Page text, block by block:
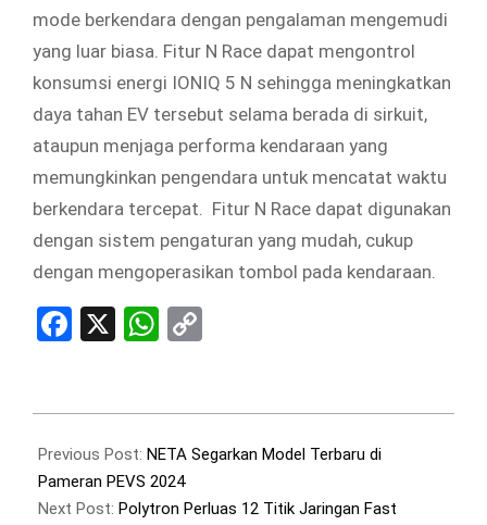
mode berkendara dengan pengalaman mengemudi
yang luar biasa. Fitur N Race dapat mengontrol
konsumsi energi IONIQ 5 N sehingga meningkatkan
daya tahan EV tersebut selama berada di sirkuit,
ataupun menjaga performa kendaraan yang
memungkinkan pengendara untuk mencatat waktu
berkendara tercepat. Fitur N Race dapat digunakan
dengan sistem pengaturan yang mudah, cukup
dengan mengoperasikan tombol pada kendaraan.
Facebook
X WhatsApp
04-
25
Previous Post: NETA Segarkan Model Terbaru di
Pameran PEVS 2024
Next Post: Polytron Perluas 12 Titik Jaringan Fast